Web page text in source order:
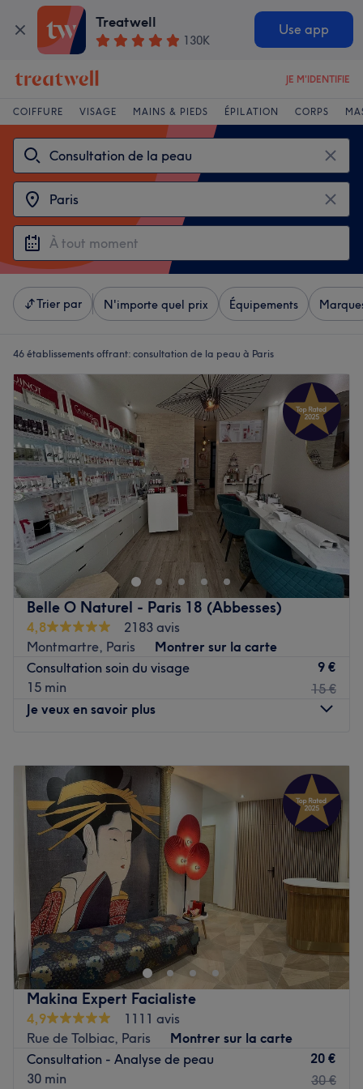
Treatwell
130K
Use app
JE M'IDENTIFIE
COIFFURE VISAGE MAINS & PIEDS ÉPILATION CORPS
Trier par N'importe quel prix Équipements
46 établissements offrant: consultation de la peau à Paris
Belle O Naturel - Paris 18 (Abbesses)
4,8
2183 avis
Montmartre, Paris
Montrer sur la carte
Consultation soin du visage
15 min
9 €
15 €
Je veux en savoir plus
Mardi
19:30
Mercredi
10:00
19:30
Jeudi
10:00 –19:30
Vendredi
10:00–19:30
Samedi
10:00–19:30
Dimanche
Fermé
Belle O Naturel est un institut de beauté situé dans le 18ᵉ
arrondissement de Paris, dans le quartier Abbesses, à
deux pas du métro du même nom et du célèbre Sacré-
Cœur.
Laissez-vous vous faire chouchouter, le temps d'une
parenthèse de douceur et profitez de soins sur mesure
pour révéler votre beauté naturelle et prendre soin de
votre peau.
Transports publics les plus proches :
Makina Expert Facialiste
4,9
1111 avis
Rue de Tolbiac, Paris
Montrer sur la carte
Consultation - Analyse de peau
30 min
20 €
30 €